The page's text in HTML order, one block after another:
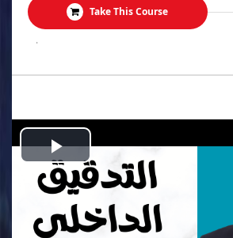
Take This Course
.
Play
Video